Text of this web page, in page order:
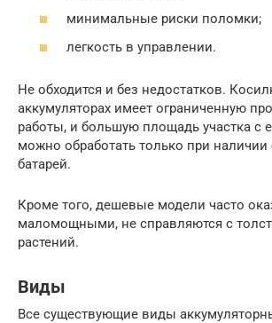
минимальные риски поломки;
легкость в управлении.
Не обходится и без недостатков.
аккумуляторах имеет ограниченную
работы, и большую площадь участка с
можно обработать только при
батарей.
Кроме того, дешевые модели часто
маломощными, не справляются с
растений.
Виды
Все существующие виды